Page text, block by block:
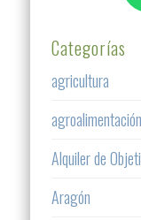
Categorías
agricultura
agroalimentación
Alquiler de
Aragón